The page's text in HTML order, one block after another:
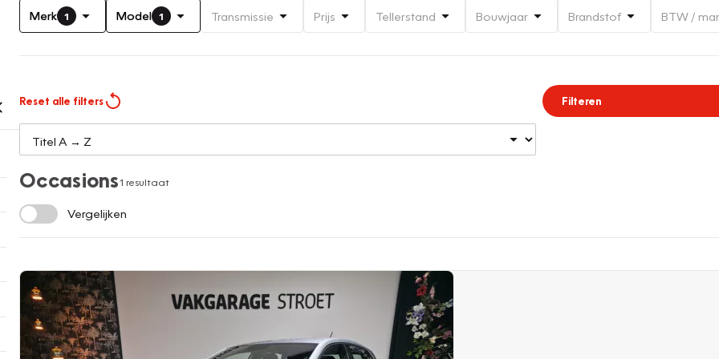
Merk 1 Model 1 Transmissie Prijs Tellerstand Bouwjaar Brandstof BTW /
Reset alle filters Filteren
Occasions1 resultaat
Vergelijken